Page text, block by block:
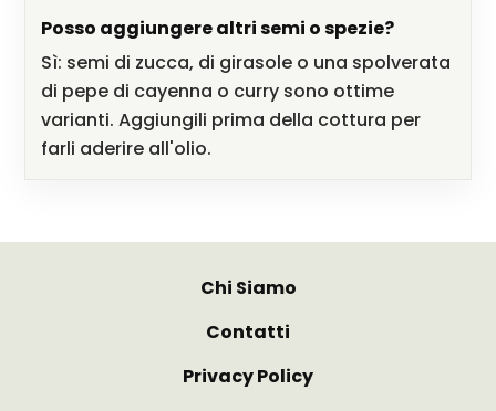
Posso aggiungere altri semi o spezie?
Sì: semi di zucca, di girasole o una spolverata
di pepe di cayenna o curry sono ottime
varianti. Aggiungili prima della cottura per
farli aderire all'olio.
Chi Siamo
Contatti
Privacy Policy